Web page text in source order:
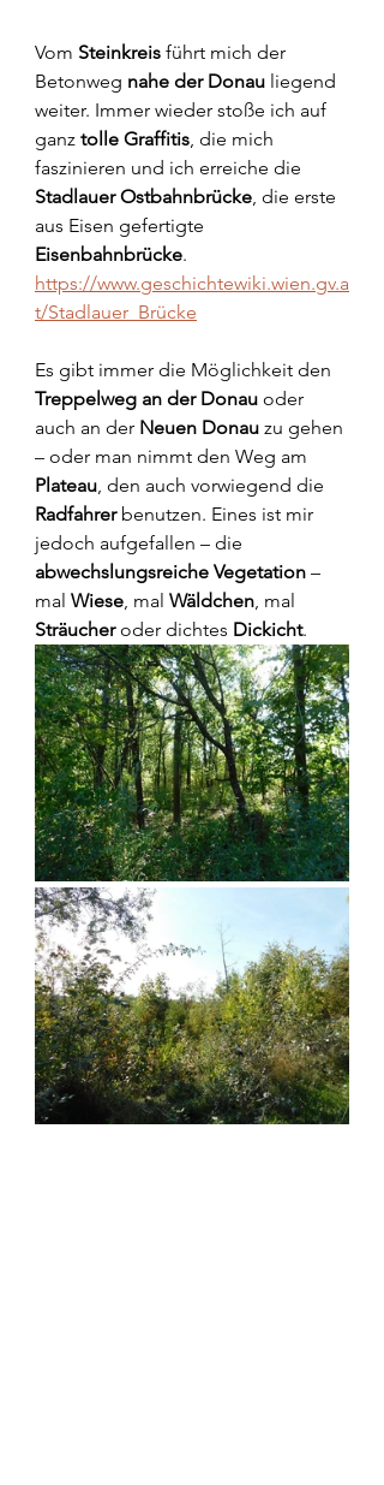
Vom Steinkreis führt mich der
Betonweg nahe der Donau liegend
weiter. Immer wieder stoße ich auf
ganz tolle Graffitis , die mich
faszinieren und ich erreiche die
Stadlauer Ostbahnbrücke , die erste
aus Eisen gefertigte
Eisenbahnbrücke.
https://www.geschichtewiki.wien.gv.a
t/Stadlauer_Brücke
Es gibt immer die Möglichkeit den
Treppelweg an der Donau oder
auch an der Neuen Donau zu gehen
– oder man nimmt den Weg am
Plateau , den auch vorwiegend die
Radfahrer benutzen. Eines ist mir
jedoch aufgefallen – die
abwechslungsreiche Vegetation –
mal Wiese , mal Wäldchen , mal
Sträucher oder dichtes Dickicht.